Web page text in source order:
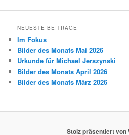
NEUESTE BEITRÄGE
Im Fokus
Bilder des Monats Mai 2026
Urkunde für Michael Jerszynski
Bilder des Monats April 2026
Bilder des Monats März 2026
Stolz präsentiert von